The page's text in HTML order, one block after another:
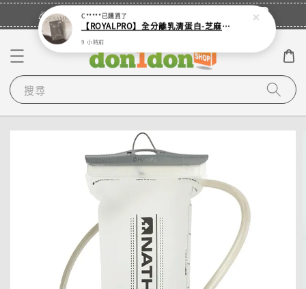
🎉登入會員・領取您的專屬折扣券！ 立即登入
搜尋
C*****已購買了
【ROYALPRO】全分離乳清蛋白-芝麻糊/多多/抹茶/木瓜牛奶/厚巧克力/紅茶拿鐵 單售
9 小時前